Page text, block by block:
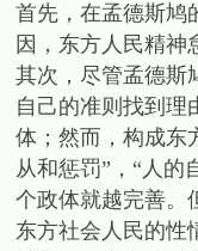
首先，在孟德斯鸠
因，东方人民精神
其次，尽管孟德斯
自己的准则找到理
体；然而，构成东
从和惩罚”，“人的
个政体就越完善。
东方社会人民的性